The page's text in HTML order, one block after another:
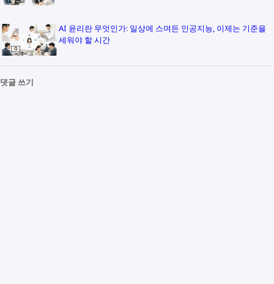
AI 윤리란 무엇인가: 일상에 스며든 인공지능, 이제는 기준을
세워야 할 시간
댓글 쓰기